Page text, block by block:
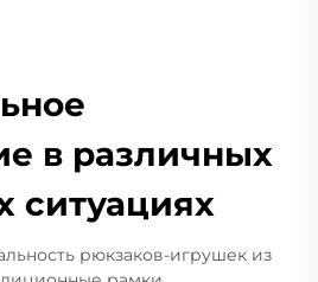
в различных
ситуациях
рюкзаков-игрушек из